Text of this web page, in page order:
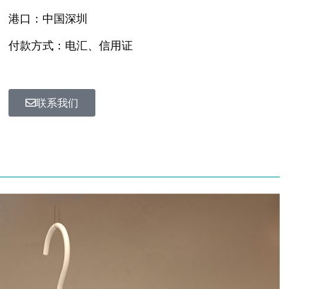
港口：中国深圳
付款方式：电汇、信用证
联系我们